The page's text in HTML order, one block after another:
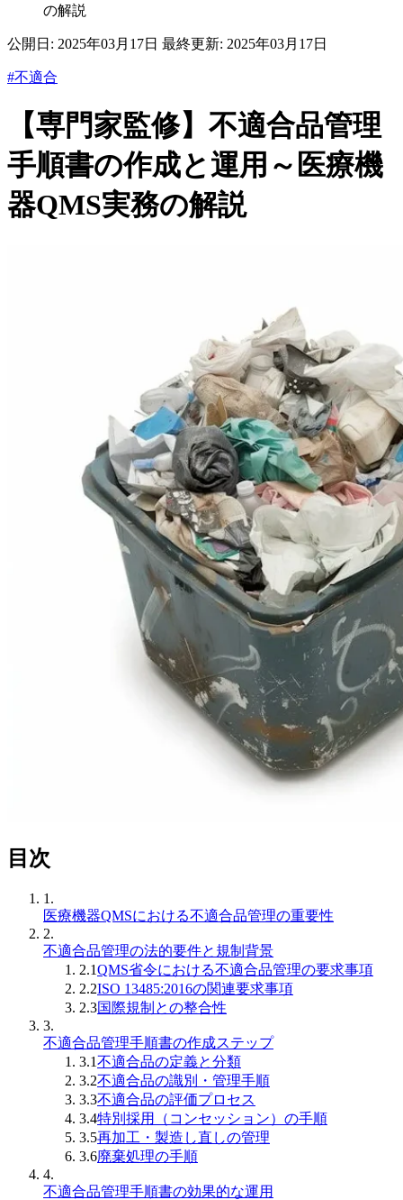
の解説
公開日: 2025年03月17日 最終更新: 2025年03月17日
#不適合
【専門家監修】不適合品管理
手順書の作成と運用～医療機
器QMS実務の解説
目次
1.
医療機器QMSにおける不適合品管理の重要性
2.
不適合品管理の法的要件と規制背景
2.1QMS省令における不適合品管理の要求事項
2.2ISO 13485:2016の関連要求事項
2.3国際規制との整合性
3.
不適合品管理手順書の作成ステップ
3.1不適合品の定義と分類
3.2不適合品の識別・管理手順
3.3不適合品の評価プロセス
3.4特別採用（コンセッション）の手順
3.5再加工・製造し直しの管理
3.6廃棄処理の手順
4.
不適合品管理手順書の効果的な運用